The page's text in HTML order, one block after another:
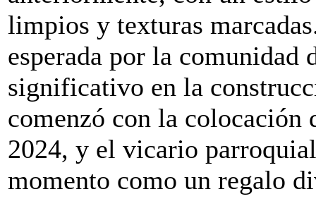
limpios y texturas
esperada por la comunidad
significativo en la
comenzó con la colocación
2024, y el vicario
momento como un regalo